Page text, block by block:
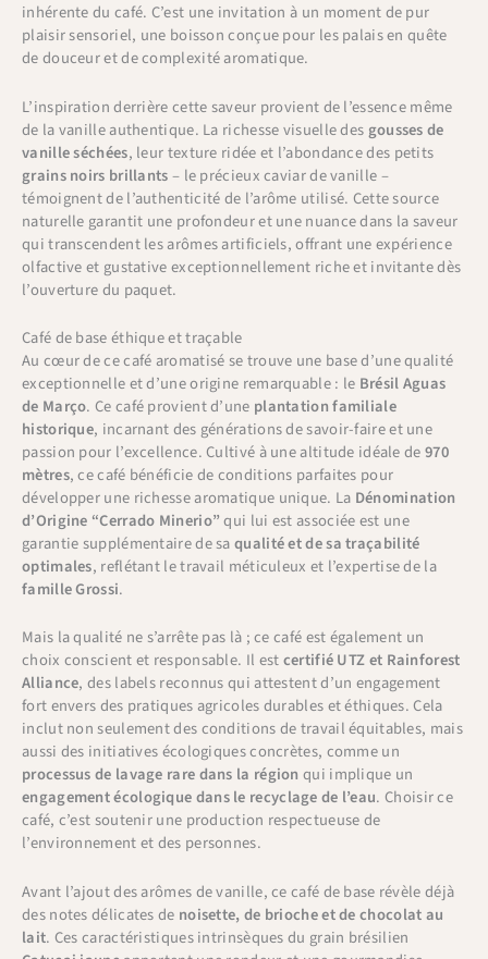
inhérente du café. C’est une invitation à un moment de pur
plaisir sensoriel, une boisson conçue pour les palais en quête
de douceur et de complexité aromatique.
L’inspiration derrière cette saveur provient de l’essence même
de la vanille authentique. La richesse visuelle des gousses de
vanille séchées, leur texture ridée et l’abondance des petits
grains noirs brillants– le précieux caviar de vanille –
témoignent de l’authenticité de l’arôme utilisé. Cette source
naturelle garantit une profondeur et une nuance dans la saveur
qui transcendent les arômes artificiels, offrant une expérience
olfactive et gustative exceptionnellement riche et invitante dès
l’ouverture du paquet.
Café de base éthique et traçable
Au cœur de ce café aromatisé se trouve une base d’une qualité
exceptionnelle et d’une origine remarquable : le Brésil Aguas
de Março. Ce café provient d’une plantation familiale
historique, incarnant des générations de savoir-faire et une
passion pour l’excellence. Cultivé à une altitude idéale de970
mètres, ce café bénéficie de conditions parfaites pour
développer une richesse aromatique unique. La Dénomination
d’Origine “Cerrado Minerio”qui lui est associée est une
garantie supplémentaire de saqualité et de sa traçabilité
optimales, reflétant le travail méticuleux et l’expertise de la
famille Grossi.
Mais la qualité ne s’arrête pas là ; ce café est également un
choix conscient et responsable. Il estcertifié UTZ et Rainforest
Alliance, des labels reconnus qui attestent d’un engagement
fort envers des pratiques agricoles durables et éthiques. Cela
inclut non seulement des conditions de travail équitables, mais
aussi des initiatives écologiques concrètes, comme un
processus de lavage rare dans la région qui implique un
engagement écologique dans le recyclage de l’eau. Choisir ce
café, c’est soutenir une production respectueuse de
l’environnement et des personnes.
Avant l’ajout des arômes de vanille, ce café de base révèle déjà
des notes délicates de noisette, de brioche et de chocolat au
lait. Ces caractéristiques intrinsèques du grain brésilien